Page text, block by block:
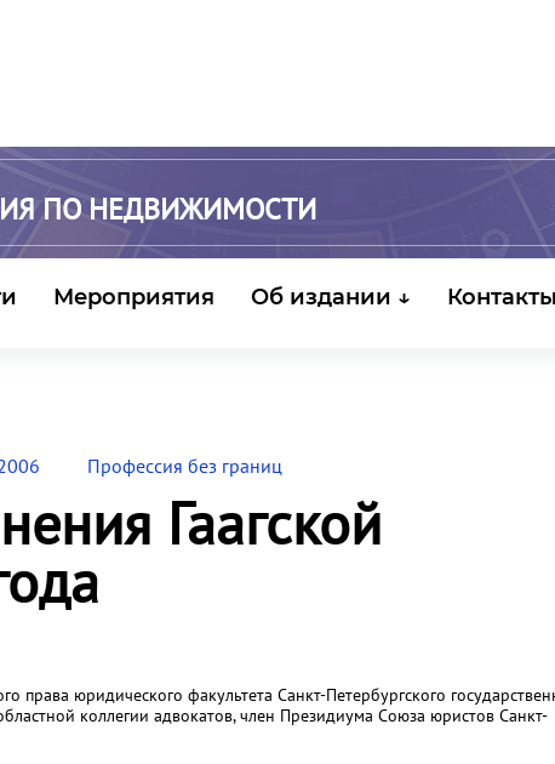
ПО НЕДВИЖИМОСТИ
Мероприятия Об издании ↓ Контакты
Профессия без границ
Гаагской
права юридического факультета Санкт-Петербургского
коллегии адвокатов, член Президиума Союза юристов Санкт-